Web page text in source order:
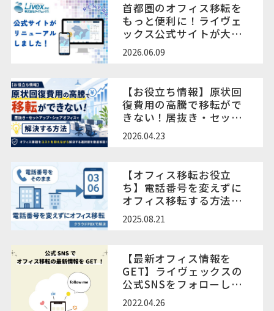
首都圏のオフィス移転を
もっと便利に！ライヴェ
ックス公式サイトが大規
模リニューアル
2026.06.09
【お役立ち情報】原状回
復費用の高騰で移転がで
きない！居抜き・セット
アップ・オフィス時間貸
しサービスで解決する方
2026.04.23
【オフィス移転お役立
ち】電話番号を変えずに
オフィス移転する方法｜
エリア制限とクラウド
PBXの活用
2025.08.21
【最新オフィス情報を
GET】ライヴェックスの
公式SNSをフォローしよ
う！
2022.04.26